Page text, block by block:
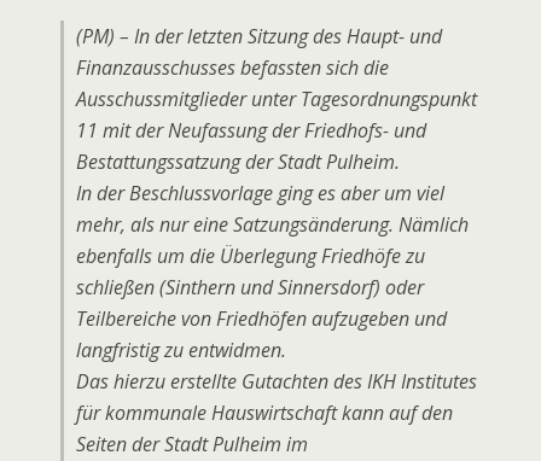
(PM) – In der letzten Sitzung des Haupt- und
Finanzausschusses befassten sich die
Ausschussmitglieder unter Tagesordnungspunkt
11 mit der Neufassung der Friedhofs- und
Bestattungssatzung der Stadt Pulheim.
In der Beschlussvorlage ging es aber um viel
mehr, als nur eine Satzungsänderung. Nämlich
ebenfalls um die Überlegung Friedhöfe zu
schließen (Sinthern und Sinnersdorf) oder
Teilbereiche von Friedhöfen aufzugeben und
langfristig zu entwidmen.
Das hierzu erstellte Gutachten des IKH Institutes
für kommunale Hauswirtschaft kann auf den
Seiten der Stadt Pulheim im